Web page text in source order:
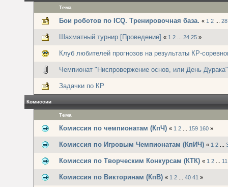
Тема
Бои роботов по ICQ. Тренировочная база. « 1 2 28
Шахматный турнир [Проведение] « 1 2 24 25 »
Клуб любителей прогнозов на результаты КР-
Чемпионат "Ниспровержение основ, или День
Задачки по КР
Комиссии
Тема
Комиссия по чемпионатам (КпЧ) « 1 2 159 160 »
Комиссия по Игровым Чемпионатам (КпИЧ) « 1 2
Комиссия по Творческим Конкурсам (КТК) « 1 2 11
Комиссия по Викторинам (КпВ) « 1 2 40 41 »